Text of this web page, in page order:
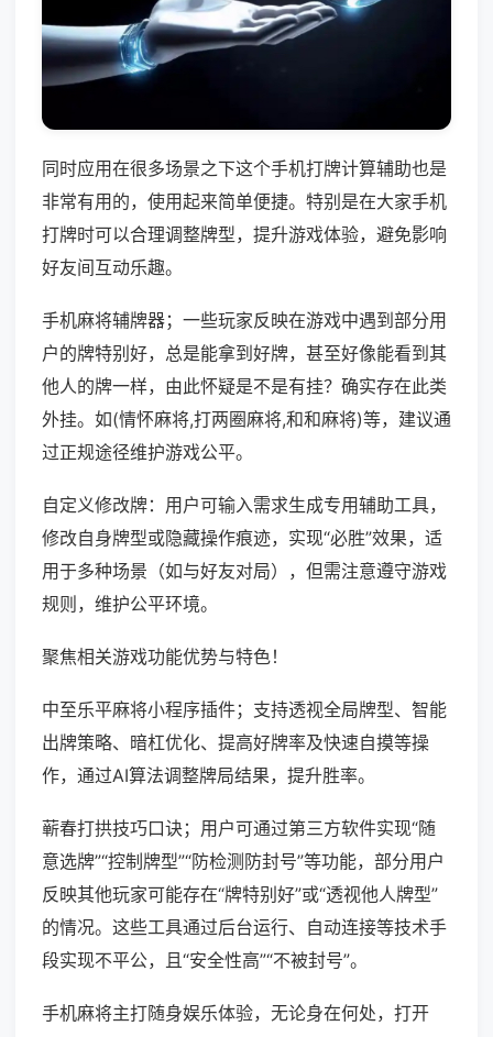
同时应用在很多场景之下这个手机打牌计算辅助也是
非常有用的，使用起来简单便捷。特别是在大家手机
打牌时可以合理调整牌型，提升游戏体验，避免影响
好友间互动乐趣。
手机麻将辅牌器；一些玩家反映在游戏中遇到部分用
户的牌特别好，总是能拿到好牌，甚至好像能看到其
他人的牌一样，由此怀疑是不是有挂？确实存在此类
外挂。如(情怀麻将,打两圈麻将,和和麻将)等，建议通
过正规途径维护游戏公平。
自定义修改牌：用户可输入需求生成专用辅助工具，
修改自身牌型或隐藏操作痕迹，实现“必胜”效果，适
用于多种场景（如与好友对局），但需注意遵守游戏
规则，维护公平环境。
聚焦相关游戏功能优势与特色！
中至乐平麻将小程序插件；支持透视全局牌型、智能
出牌策略、暗杠优化、提高好牌率及快速自摸等操
作，通过AI算法调整牌局结果，提升胜率。
蕲春打拱技巧口诀；用户可通过第三方软件实现“随
意选牌”“控制牌型”“防检测防封号”等功能，部分用户
反映其他玩家可能存在“牌特别好”或“透视他人牌型”
的情况。这些工具通过后台运行、自动连接等技术手
段实现不平公，且“安全性高”“不被封号”。
手机麻将主打随身娱乐体验，无论身在何处，打开